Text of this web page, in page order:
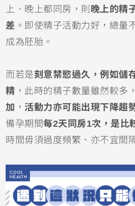
上、晚上都同房，則 晚上的精
差 。即使精子活動力好，總量
成為胚胎。
而若是刻意禁慾過久，例如儲
精 ，此時的精子數量雖然較多
加 ， 活動力亦可能出現下降趨
備孕期間每2天同房1次，是比
時間毋須過度頻繁、亦不宜間